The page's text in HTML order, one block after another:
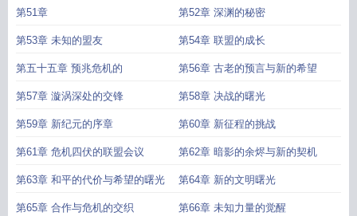
第51章 第52章 深渊的秘密
第53章 未知的盟友 第54章 联盟的成长
第五十五章 预兆危机的 第56章 古老的预言与新的希望
第57章 漩涡深处的交锋 第58章 决战的曙光
第59章 新纪元的序章 第60章 新征程的挑战
第61章 危机四伏的联盟会议 第62章 暗影的余烬与新的契机
第63章 和平的代价与希望的曙光 第64章 新的文明曙光
第65章 合作与危机的交织 第66章 未知力量的觉醒